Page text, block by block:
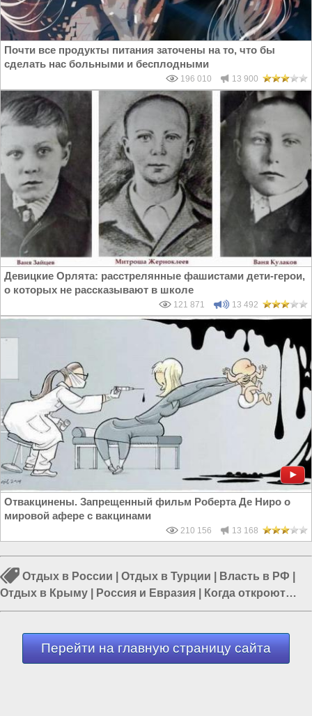
Почти все продукты питания заточены на то, что бы
сделать нас больными и бесплодными
196 010 13 900
Девицкие Орлята: расстрелянные фашистами дети-герои,
о которых не рассказывают в школе
121 871 13 492
Отвакцинены. Запрещенный фильм Роберта Де Ниро о
мировой афере с вакцинами
210 156 13 168
Отдых в России Отдых в Турции Власть в РФ
Отдых в Крыму
Россия и Евразия
Когда откроют
Египет|Политика в России
Перейти на главную страницу сайта